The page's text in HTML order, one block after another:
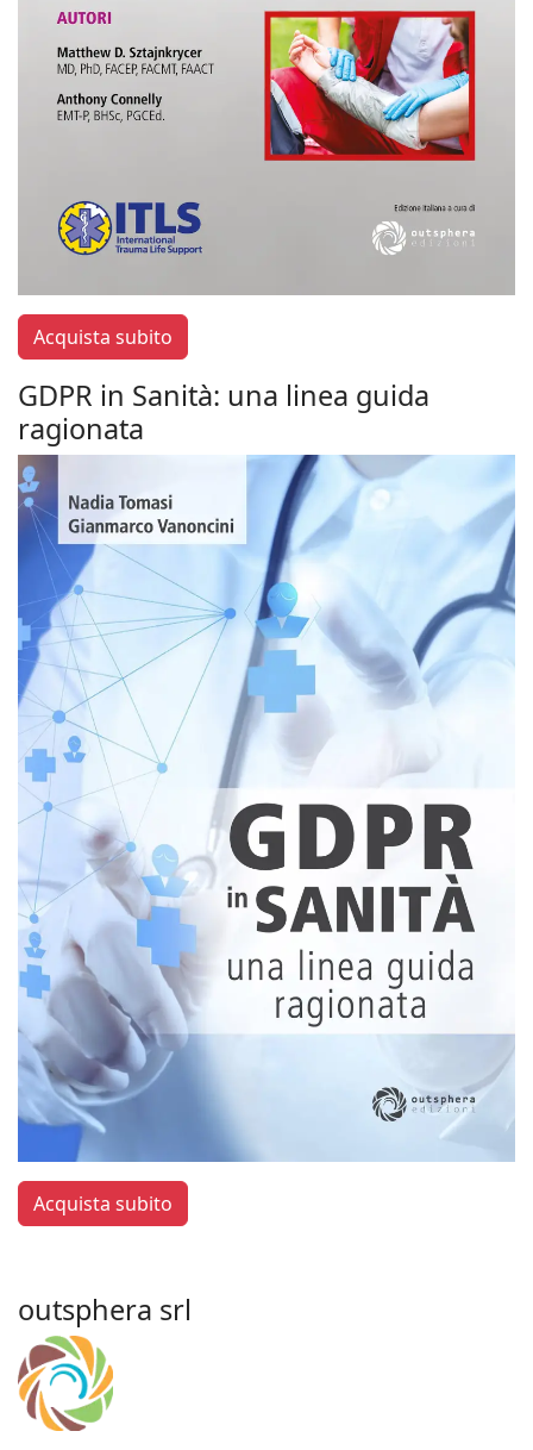
Acquista subito
GDPR in Sanità: una linea guida
ragionata
Acquista subito
outsphera srl